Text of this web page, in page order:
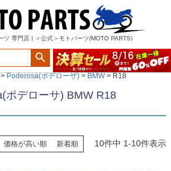
ツ 専門店 | ＜公式＞モトパーツ(MOTO PARTS)
Poderosa(ポデローザ) BMW R18
ポデローサ) BMW R18
価格が高い順 新着順 10件中 1-10件表示